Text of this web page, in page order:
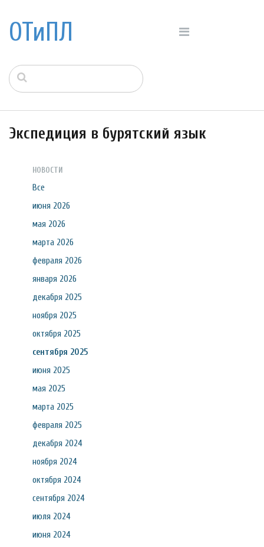
ОТиПЛ
Экспедиция в бурятский язык
НОВОСТИ
Все
июня 2026
мая 2026
марта 2026
февраля 2026
января 2026
декабря 2025
ноября 2025
октября 2025
сентября 2025
июня 2025
мая 2025
марта 2025
февраля 2025
декабря 2024
ноября 2024
октября 2024
сентября 2024
июля 2024
июня 2024